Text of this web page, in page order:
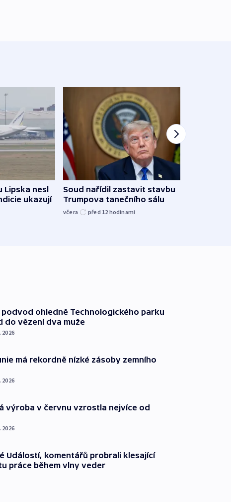
Lipska nesl
ukazují
Soud nařídil zastavit stavbu
Trumpova tanečního sálu
včera před 12 hodinami
ohledně Technologického parku
do vězení dva muže
2026
má rekordně nízké zásoby zemního
2026
výroba v červnu vzrostla nejvíce od
2026
Událostí, komentářů probrali klesající
práce během vlny veder